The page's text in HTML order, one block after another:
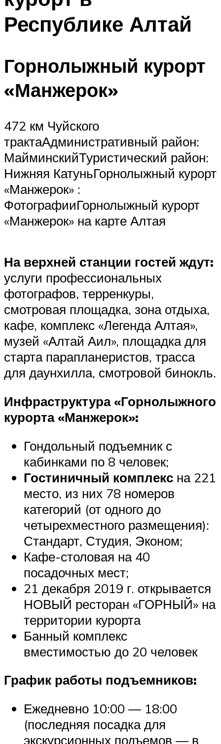
Республике Алтай
Горнолыжный курорт
«Манжерок»
472 км Чуйского
трактаАдминистративный район:
МайминскийТуристический район:
Нижняя КатуньГорнолыжный курорт
«Манжерок» :
ФотографииГорнолыжный курорт
«Манжерок» на карте Алтая
На верхней станции гостей ждут:
услуги профессиональных
фотографов, терренкуры,
смотровая площадка, зона отдыха,
кафе, комплекс «Легенда Алтая»,
музей «Алтай Аил», площадка для
старта парапланеристов, трасса
для даунхилла, смотровой бинокль.
Инфраструктура «Горнолыжного
курорта «Манжерок»:
Гондольный подъемник с
кабинками по 8 человек;
Гостиничный комплекс на 221
место, из них 78 номеров
категорий (от одного до
четырехместного размещения):
Стандарт, Студия, Эконом;
Кафе-столовая на 40
посадочных мест;
21 декабря 2019 г. открывается
НОВЫЙ ресторан «ГОРНЫЙ» на
территории курорта
Банный комплекс
вместимостью до 20 человек
График работы подъемников:
Ежедневно 10:00 — 18:00
(последняя посадка для
экскурсионных подъемов — в